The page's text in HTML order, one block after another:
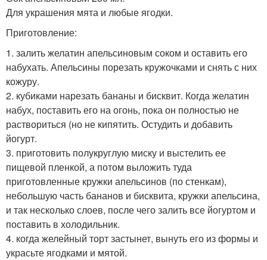
Для украшения мята и любые ягодки.
Приготовление:
1. залить желатин апельсиновым соком и оставить его
набухать. Апельсины порезать кружочками и снять с них
кожуру.
2. кубиками нарезать бананы и бисквит. Когда желатин
набух, поставить его на огонь, пока он полностью не
раствориться (но не кипятить. Остудить и добавить
йогурт.
3. приготовить полукруглую миску и выстелить ее
пищевой пленкой, а потом выложить туда
приготовленные кружки апельсинов (по стенкам),
небольшую часть бананов и бисквита, кружки апельсина,
и так несколько слоев, после чего залить все йогуртом и
поставить в холодильник.
4. когда желейный торт застынет, вынуть его из формы и
украсьте ягодками и мятой.